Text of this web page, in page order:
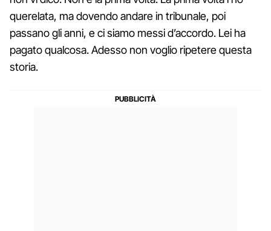
querelata, ma dovendo andare in tribunale, poi
passano gli anni, e ci siamo messi d’accordo. Lei ha
pagato qualcosa. Adesso non voglio ripetere questa
storia.